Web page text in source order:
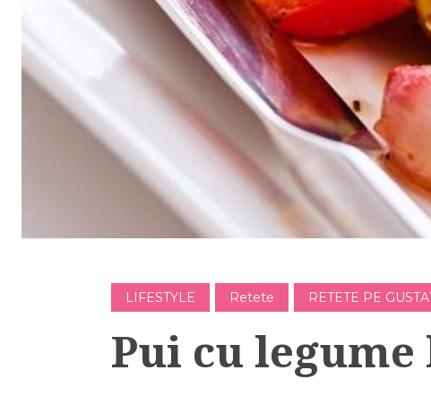
LIFESTYLE Retete RETETE PE
Pui cu